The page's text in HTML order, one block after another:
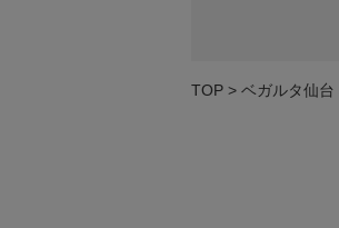
TOP ベガルタ仙台